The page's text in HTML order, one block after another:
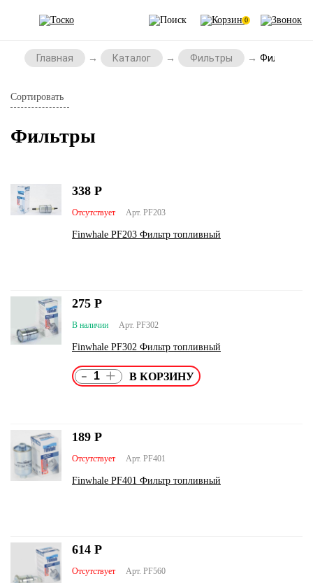
0
Главная Каталог Фильтры Фильтры
Сортировать
Фильтры
Арт. PF203
Отсутствует
Finwhale PF203 Фильтр топливный
338 Р
Арт. PF302
В наличии
Finwhale PF302 Фильтр топливный
275 Р
- +
Арт. PF401
Отсутствует
Finwhale PF401 Фильтр топливный
189 Р
Арт. PF560
Отсутствует
614 Р